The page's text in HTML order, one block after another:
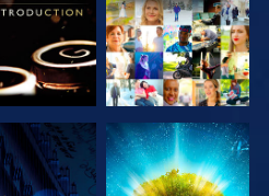
TITTA
UTFORSKA